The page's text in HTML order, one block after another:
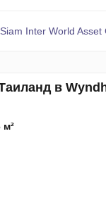
Siam Inter World Asset
в
м²